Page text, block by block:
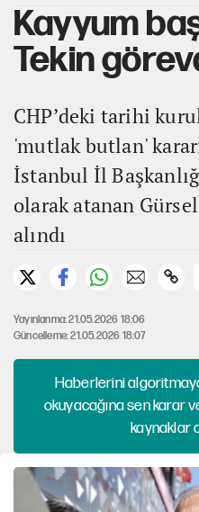
Kayyum
Tekin
CHP’deki tarihi
'mutlak butlan'
İstanbul İl
olarak atanan
alındı
Yayınlanma: 21.05.2026 18:06
Güncelleme: 21.05.2026 18:07
Haberlerini
okuyacağına sen karar
kaynaklar